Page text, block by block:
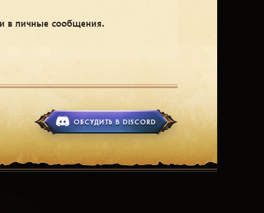
в личные сообщения.
ОБСУДИТЬ В DISCORD